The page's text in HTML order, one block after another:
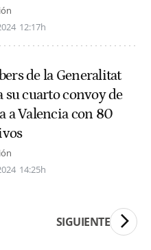
12:17h
de la Generalitat
su cuarto convoy de
a Valencia con 80
14:25h
SIGUIENTE